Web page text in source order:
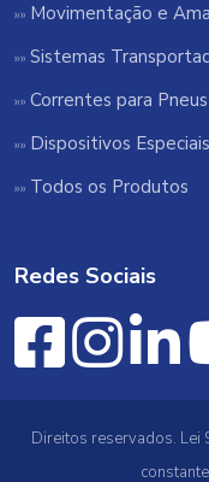
Movimentação e
Sistemas
Correntes para Pneus
Dispositivos Especiais
Todos os Produtos
Redes Sociais
Direitos reservados. Lei